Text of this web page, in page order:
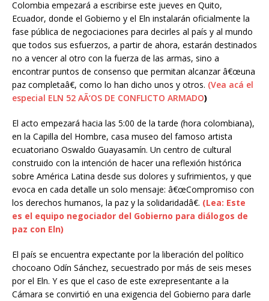
Colombia empezará a escribirse este jueves en Quito,
Ecuador, donde el Gobierno y el Eln instalarán oficialmente la
fase pública de negociaciones para decirles al país y al mundo
que todos sus esfuerzos, a partir de ahora, estarán destinados
no a vencer al otro con la fuerza de las armas, sino a
encontrar puntos de consenso que permitan alcanzar â€œuna
paz completaâ€, como lo han dicho unos y otros. (Vea acá el
especial ELN 52 AÃ‘OS DE CONFLICTO ARMADO)
El acto empezará hacia las 5:00 de la tarde (hora colombiana),
en la Capilla del Hombre, casa museo del famoso artista
ecuatoriano Oswaldo Guayasamín. Un centro de cultural
construido con la intención de hacer una reflexión histórica
sobre América Latina desde sus dolores y sufrimientos, y que
evoca en cada detalle un solo mensaje: â€œCompromiso con
los derechos humanos, la paz y la solidaridadâ€. (Lea: Este
es el equipo negociador del Gobierno para diálogos de
paz con Eln)
El país se encuentra expectante por la liberación del político
chocoano Odín Sánchez, secuestrado por más de seis meses
por el Eln. Y es que el caso de este exrepresentante a la
Cámara se convirtió en una exigencia del Gobierno para darle